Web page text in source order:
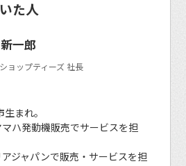
た人
一郎
ョップティーズ 社長
まれ。
ハ発動機販売でサービスを担
ジャパンで販売・サービスを担